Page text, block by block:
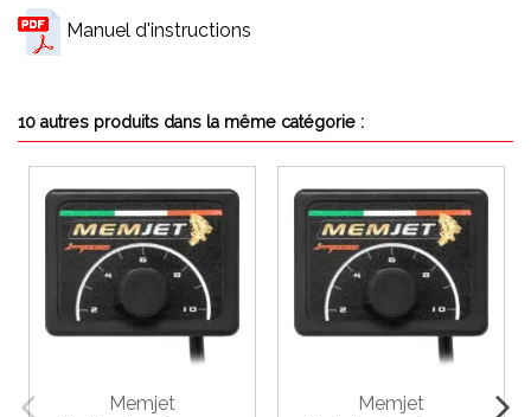
Manuel d'instructions
10 autres produits dans la même catégorie :
Memjet Memjet